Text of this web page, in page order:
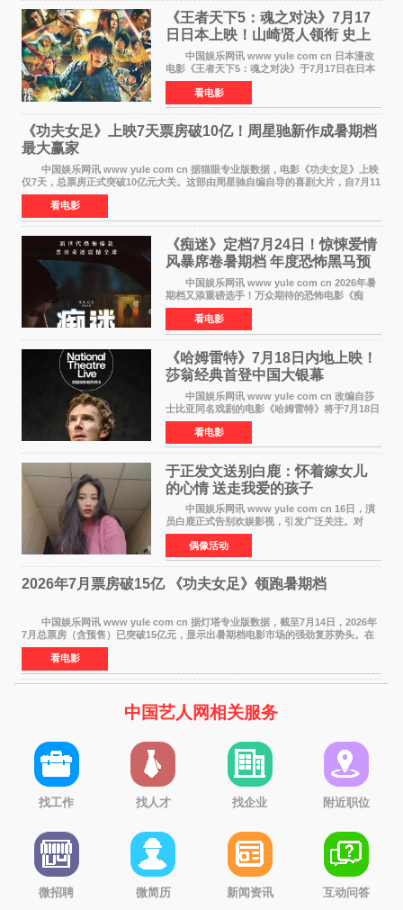
《王者天下5：魂之对决》7月17
日日本上映！山崎贤人领衔 史上
最大“函谷关防卫战”
中国娱乐网讯 www yule com cn 日本漫改
电影《王者天下5：魂之对决》于7月17日在日本
全国上映。这部由佐藤信介执导、山崎贤人主演
的历史动作片，改编自原泰久同名人气漫画，继
续讲述信和漂
看电影
《功夫女足》上映7天票房破10亿！周星驰新作成暑期档
最大赢家
中国娱乐网讯 www yule com cn 据猫眼专业版数据，电影《功夫女足》上映
仅7天，总票房正式突破10亿元大关。这部由周星驰自编自导的喜剧大片，自7月11
日公映以来便展现出惊人的市场统治力。
看电影
《痴迷》定档7月24日！惊悚爱情
风暴席卷暑期档 年度恐怖黑马预
中国娱乐网讯 www yule com cn 2026年暑
期档又添重磅选手！万众期待的恐怖电影《痴
迷》今日正式官宣定档，将于7月24日登陆内地各
大院线。这部被业内专家誉为新世代爆款恐怖电
影的作品，将为
看电影
《哈姆雷特》7月18日内地上映！
莎翁经典首登中国大银幕
中国娱乐网讯 www yule com cn 改编自莎
士比亚同名戏剧的电影《哈姆雷特》将于7月18日
在中国内地上映。这部跨越四百年的文学经典被
搬上大银幕，为观众带来一场视觉与听觉的双重
盛宴。 《
看电影
于正发文送别白鹿：怀着嫁女儿
的心情 送走我爱的孩子
中国娱乐网讯 www yule com cn 16日，演
员白鹿正式告别欢娱影视，引发广泛关注。对
此，欢娱影视创始人于正在社交平台发文回应，
字里行间流露不舍与祝福。 于正透露，以前
每次有演员到期不
偶像活动
2026年7月票房破15亿 《功夫女足》领跑暑期档
中国娱乐网讯 www yule com cn 据灯塔专业版数据，截至7月14日，2026年
7月总票房（含预售）已突破15亿元，显示出暑期档电影市场的强劲复苏势头。在
众多上映影片中，《功夫女足》《小黄人与大
看电影
中国艺人网相关服务
找工作 找人才 找企业 附近职位
微招聘 微简历 新闻资讯 互动问答